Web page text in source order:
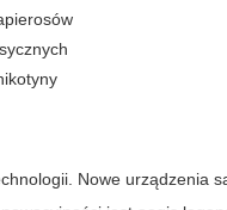
Nowe urządzenia